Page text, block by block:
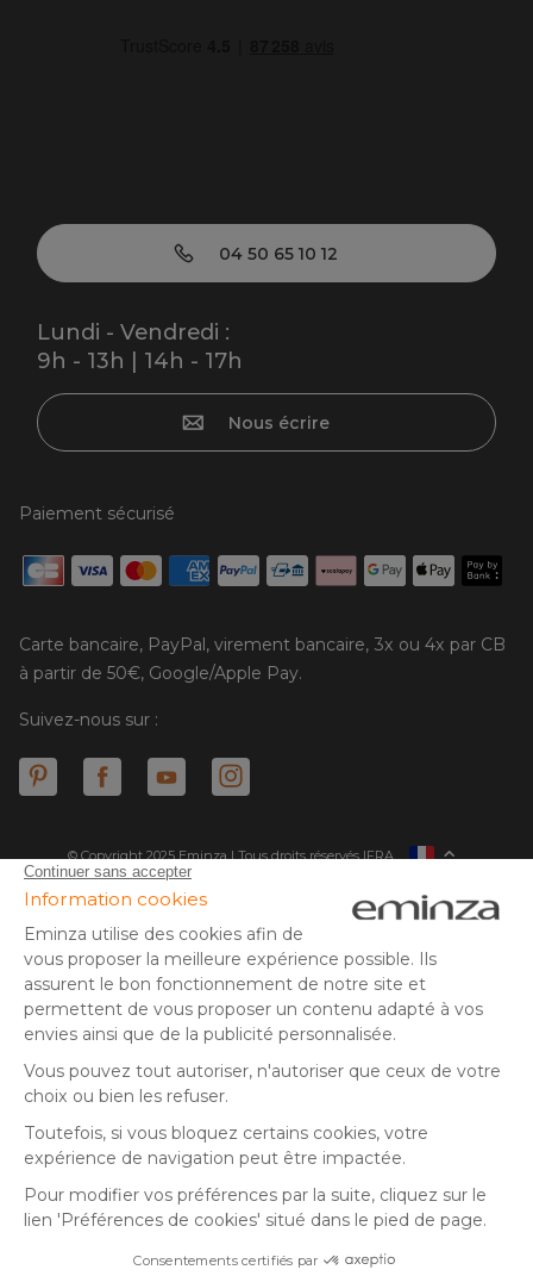
04 50 65 10 12
Lundi - Vendredi :
9h - 13h | 14h - 17h
Nous écrire
Paiement sécurisé
Carte bancaire, PayPal, virement bancaire, 3x ou 4x par CB
à partir de 50€, Google/Apple Pay.
Suivez-nous sur :
© Copyright 2025 Eminza | Tous droits réservés |
ESPAÑA
NEDERLAND
SUISSE
DANMARK
FRA
* Vous disposez de 30 jours (à compter de la réception ou du
retrait de votre colis) pour effectuer un retour de produits et
** Expédition le jour même pour toute commande passée avant